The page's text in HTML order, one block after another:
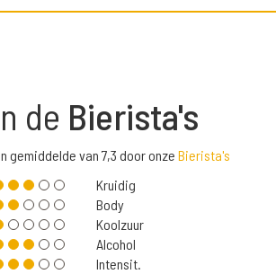
de Bierista's
gemiddelde van 7,3 door onze Bierista's
Kruidig
Body
Koolzuur
Alcohol
Intensit.